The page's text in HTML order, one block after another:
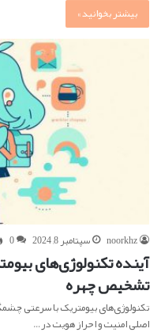
بیشتر بخوانید »
noorkhz سپتامبر 8, 2024 0
آینده تکنولوژی‌های
تشخیص چهره
تکنولوژی‌های بیومتریک با سرعتی
اصلی امنیت و احراز هویت در…